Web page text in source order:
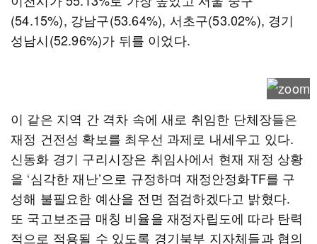
(54.15%), 강남구(53.64%), 서초구(53.02%), 경기
성남시(52.96%)가 뒤를 이었다.
이 같은 지역 간 격차 속에 새로 취임한 단체장들은
재정 건전성 확보를 최우선 과제로 내세우고 있다.
신동화 경기 구리시장은 취임사에서 현재 재정 상황
을 ‘심각한 재난’으로 규정하며 재정안정화TF를 구
성해 불필요한 예산을 전면 점검하겠다고 밝혔다.
또 국고보조금 매칭 비율을 재정자립도에 따라 탄력
적으로 적용될 수 있도록 경기북부 지자체들과 협의